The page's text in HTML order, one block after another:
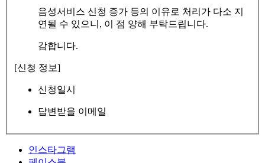
음성서비스 신청 증가 등의 이유로 처리가 다소 지
연될 수 있으니, 이 점 양해 부탁드립니다.
감합니다.
[신청 정보]
신청일시
답변받을 이메일
인스타그램